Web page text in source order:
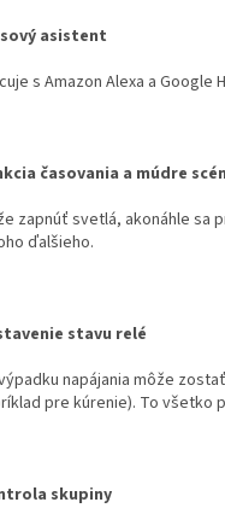
asistent
s Amazon Alexa a Google
časovania a múdre
zapnúť svetlá, akonáhle sa
ďalšieho.
stavu relé
napájania môže
pre kúrenie). To všetko
skupiny